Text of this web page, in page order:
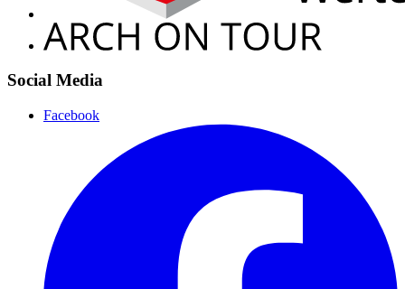
Social Media
Facebook